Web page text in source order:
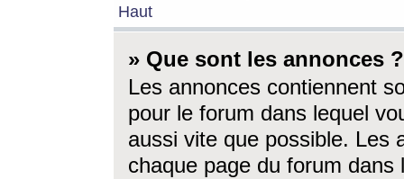
Haut
» Que sont les annonces ?
Les annonces contiennent
pour le forum dans lequel
aussi vite que possible. Les
chaque page du forum dans